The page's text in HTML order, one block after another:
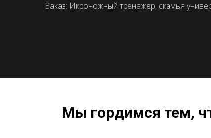
Заказ: Икроножный тренажер, скамья
Мы гордимся тем,